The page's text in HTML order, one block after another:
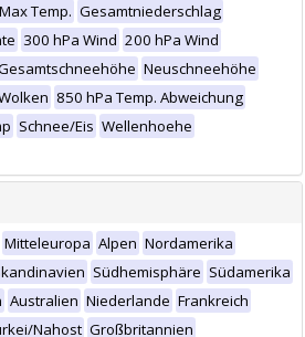
Temp. Gesamtniederschlag
300 hPa Wind 200 hPa Wind
Neuschneehöhe
850 hPa Temp. Abweichung
Schnee/Eis Wellenhoehe
Mitteleuropa Alpen Nordamerika
Südhemisphäre Südamerika
Australien Niederlande Frankreich
Nahost Großbritannien